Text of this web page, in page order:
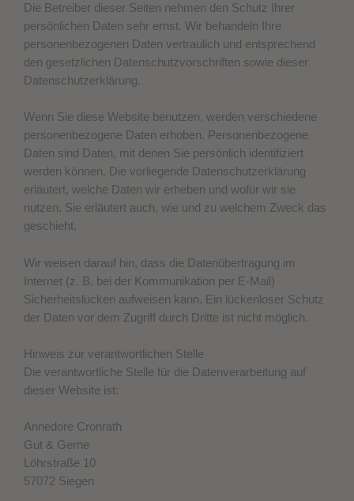
Die Betreiber dieser Seiten nehmen den Schutz Ihrer
persönlichen Daten sehr ernst. Wir behandeln Ihre
personenbezogenen Daten vertraulich und entsprechend
den gesetzlichen Datenschutzvorschriften sowie dieser
Datenschutzerklärung.
Wenn Sie diese Website benutzen, werden verschiedene
personenbezogene Daten erhoben. Personenbezogene
Daten sind Daten, mit denen Sie persönlich identifiziert
werden können. Die vorliegende Datenschutzerklärung
erläutert, welche Daten wir erheben und wofür wir sie
nutzen. Sie erläutert auch, wie und zu welchem Zweck das
geschieht.
Wir weisen darauf hin, dass die Datenübertragung im
Internet (z. B. bei der Kommunikation per E-Mail)
Sicherheitslücken aufweisen kann. Ein lückenloser Schutz
der Daten vor dem Zugriff durch Dritte ist nicht möglich.
Hinweis zur verantwortlichen Stelle
Die verantwortliche Stelle für die Datenverarbeitung auf
dieser Website ist:
Annedore Cronrath
Gut & Gerne
Löhrstraße 10
57072 Siegen